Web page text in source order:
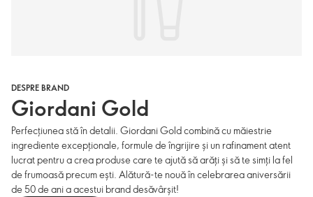
DESPRE BRAND
Giordani Gold
Perfecțiunea stă în detalii. Giordani Gold combină cu măiestrie
ingrediente excepționale, formule de îngrijire și un rafinament atent
lucrat pentru a crea produse care te ajută să arăți și să te simți la fel
de frumoasă precum ești. Alătură-te nouă în celebrarea aniversării
de 50 de ani a acestui brand desăvârșit!